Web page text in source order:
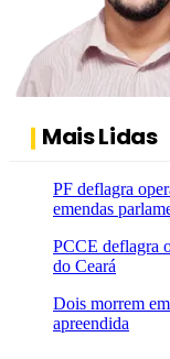
Mais Lidas
PF deflagra
emendas
PCCE deflagra
do Ceará
Dois morrem
apreendida